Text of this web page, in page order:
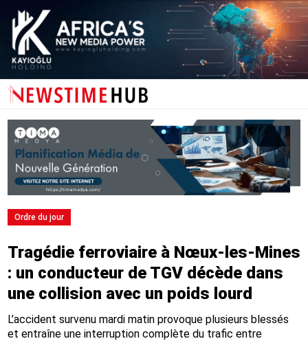
Ordre du jour
Tragédie ferroviaire à Nœux-les-Mines
: un conducteur de TGV décède dans
une collision avec un poids lourd
L’accident survenu mardi matin provoque plusieurs blessés
et entraîne une interruption complète du trafic entre